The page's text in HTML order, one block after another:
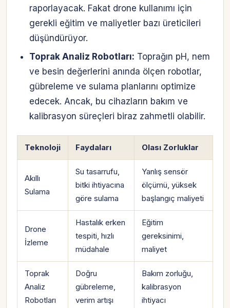
raporlayacak. Fakat drone kullanımı için
gerekli eğitim ve maliyetler bazı üreticileri
düşündürüyor.
Toprak Analiz Robotları: Toprağın pH, nem
ve besin değerlerini anında ölçen robotlar,
gübreleme ve sulama planlarını optimize
edecek. Ancak, bu cihazların bakım ve
kalibrasyon süreçleri biraz zahmetli olabilir.
Teknoloji Faydaları Olası Zorluklar
Akıllı
Sulama
Su tasarrufu,
bitki ihtiyacına
göre sulama
Yanlış sensör
ölçümü, yüksek
başlangıç maliyeti
Drone
İzleme
Hastalık erken
tespiti, hızlı
müdahale
Eğitim
gereksinimi,
maliyet
Toprak
Analiz
Robotları
Doğru
gübreleme,
verim artışı
Bakım zorluğu,
kalibrasyon
ihtiyacı